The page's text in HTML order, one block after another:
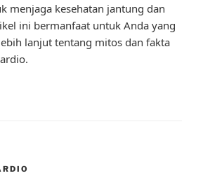
menjaga kesehatan jantung dan
ini bermanfaat untuk Anda yang
lanjut tentang mitos dan fakta